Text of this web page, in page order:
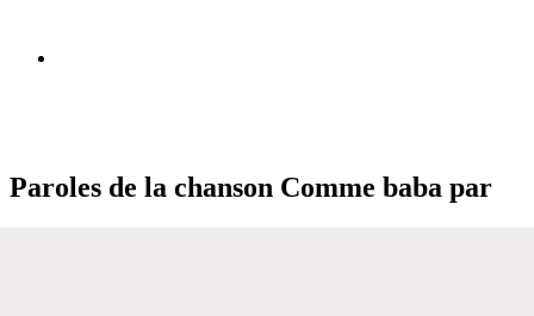
Paroles de la chanson Comme baba par